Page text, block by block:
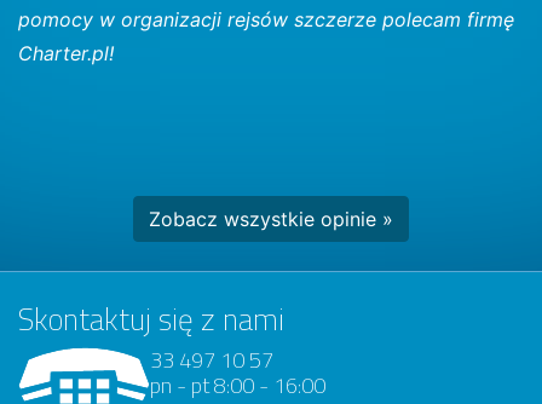
pomocy w organizacji rejsów szczerze polecam firmę
Charter.pl!
Zobacz wszystkie opinie »
Skontaktuj się z nami
33 497 10 57
pn - pt 8:00 - 16:00